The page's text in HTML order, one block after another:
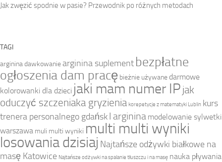
Jak zwęzić spodnie w pasie? Przewodnik po różnych metodach
TAGI
arginina dawkowaniearginina suplement bezpłatne
ogłoszenia dam pracę bieżnie używane darmowe
kolorowanki dla dzieci jaki mam numer IP jak
oduczyć szczeniaka gryzienia korepetycje z matematyki Lublin kurs
trenera personalnego gdańskl arginina modelowanie sylwetki
warszawa muli multi wyniki multi multi wyniki
losowania dzisiaj Najtańsze odżywki białkowe na
masę Katowice Najtańsze odżywki na spalanie tłuszczu i na masę nauka pływania